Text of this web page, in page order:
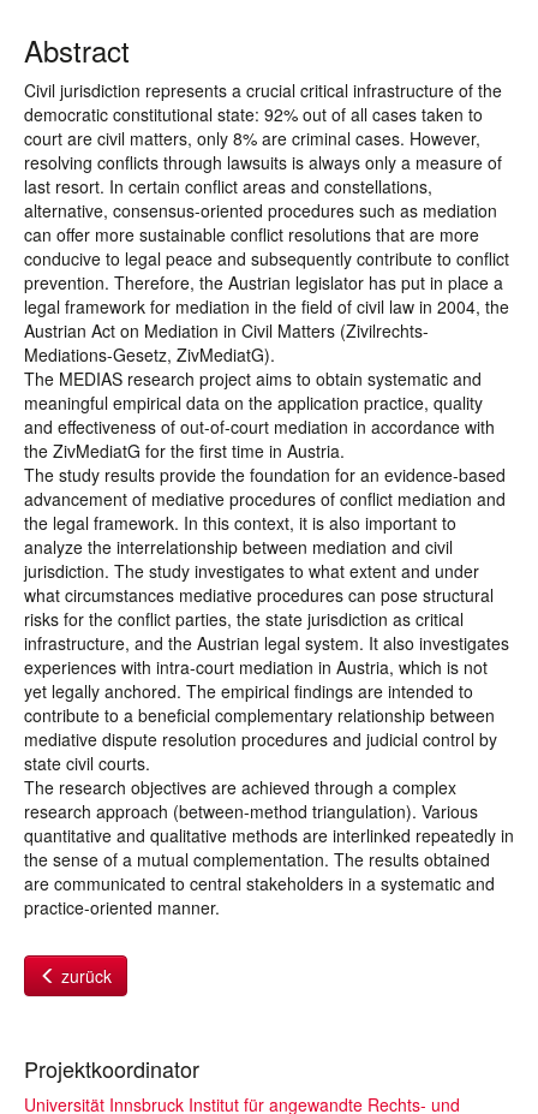
Abstract
Civil jurisdiction represents a crucial critical infrastructure of the
democratic constitutional state: 92% out of all cases taken to
court are civil matters, only 8% are criminal cases. However,
resolving conflicts through lawsuits is always only a measure of
last resort. In certain conflict areas and constellations,
alternative, consensus-oriented procedures such as mediation
can offer more sustainable conflict resolutions that are more
conducive to legal peace and subsequently contribute to conflict
prevention. Therefore, the Austrian legislator has put in place a
legal framework for mediation in the field of civil law in 2004, the
Austrian Act on Mediation in Civil Matters (Zivilrechts-
Mediations-Gesetz, ZivMediatG).
The MEDIAS research project aims to obtain systematic and
meaningful empirical data on the application practice, quality
and effectiveness of out-of-court mediation in accordance with
the ZivMediatG for the first time in Austria.
The study results provide the foundation for an evidence-based
advancement of mediative procedures of conflict mediation and
the legal framework. In this context, it is also important to
analyze the interrelationship between mediation and civil
jurisdiction. The study investigates to what extent and under
what circumstances mediative procedures can pose structural
risks for the conflict parties, the state jurisdiction as critical
infrastructure, and the Austrian legal system. It also investigates
experiences with intra-court mediation in Austria, which is not
yet legally anchored. The empirical findings are intended to
contribute to a beneficial complementary relationship between
mediative dispute resolution procedures and judicial control by
state civil courts.
The research objectives are achieved through a complex
research approach (between-method triangulation). Various
quantitative and qualitative methods are interlinked repeatedly in
the sense of a mutual complementation. The results obtained
are communicated to central stakeholders in a systematic and
practice-oriented manner.
zurück
Projektkoordinator
Universität Innsbruck Institut für angewandte Rechts- und